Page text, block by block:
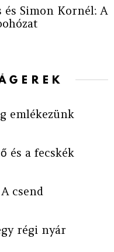
és Simon Kornél: A
emlékezünk
és a fecskék
csend
régi nyár